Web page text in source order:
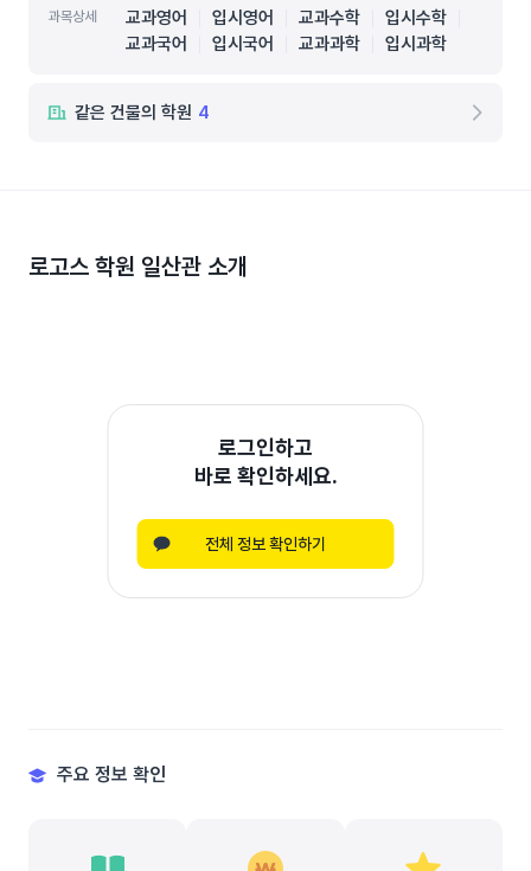
과목상세 교과영어 입시영어 교과수학
입시수학
교과국어
입시국어 교과과학 입시과학
같은 건물의 학원 4
로고스 학원 일산관 소개
로그인하고
바로 확인하세요.
전체 정보 확인하기
주요 정보 확인